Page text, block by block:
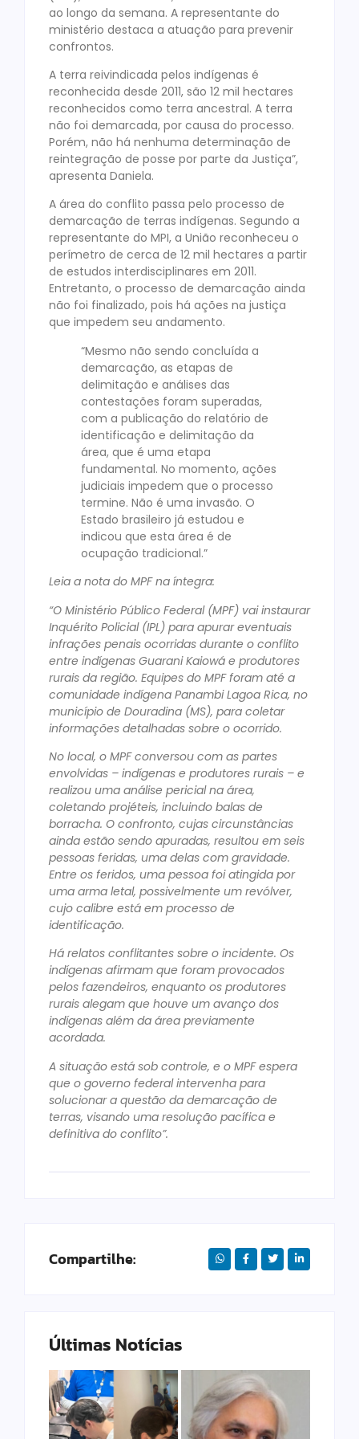
ao longo da semana. A representante do
ministério destaca a atuação para prevenir
confrontos.
A terra reivindicada pelos indígenas é
reconhecida desde 2011, são 12 mil hectares
reconhecidos como terra ancestral. A terra
não foi demarcada, por causa do processo.
Porém, não há nenhuma determinação de
reintegração de posse por parte da Justiça”,
apresenta Daniela.
A área do conflito passa pelo processo de
demarcação de terras indígenas. Segundo a
representante do MPI, a União reconheceu o
perímetro de cerca de 12 mil hectares a partir
de estudos interdisciplinares em 2011.
Entretanto, o processo de demarcação ainda
não foi finalizado, pois há ações na justiça
que impedem seu andamento.
“Mesmo não sendo concluída a
demarcação, as etapas de
delimitação e análises das
contestações foram superadas,
com a publicação do relatório de
identificação e delimitação da
área, que é uma etapa
fundamental. No momento, ações
judiciais impedem que o processo
termine. Não é uma invasão. O
Estado brasileiro já estudou e
indicou que esta área é de
ocupação tradicional.”
Leia a nota do MPF na íntegra:
“O Ministério Público Federal (MPF) vai instaurar
Inquérito Policial (IPL) para apurar eventuais
infrações penais ocorridas durante o conflito
entre indígenas Guarani Kaiowá e produtores
rurais da região. Equipes do MPF foram até a
comunidade indígena Panambi Lagoa Rica, no
município de Douradina (MS), para coletar
informações detalhadas sobre o ocorrido.
No local, o MPF conversou com as partes
envolvidas – indígenas e produtores rurais – e
realizou uma análise pericial na área,
coletando projéteis, incluindo balas de
borracha. O confronto, cujas circunstâncias
ainda estão sendo apuradas, resultou em seis
pessoas feridas, uma delas com gravidade.
Entre os feridos, uma pessoa foi atingida por
uma arma letal, possivelmente um revólver,
cujo calibre está em processo de
identificação.
Há relatos conflitantes sobre o incidente. Os
indígenas afirmam que foram provocados
pelos fazendeiros, enquanto os produtores
rurais alegam que houve um avanço dos
indígenas além da área previamente
acordada.
A situação está sob controle, e o MPF espera
que o governo federal intervenha para
solucionar a questão da demarcação de
terras, visando uma resolução pacífica e
definitiva do conflito”.
Compartilhe:
Últimas Notícias